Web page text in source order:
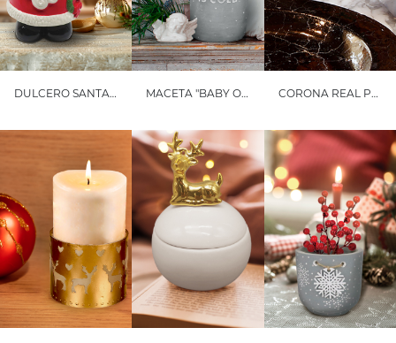
DULCERO SANTA CLAUS MACETA "BABY OUTSIDE IS COLD" PAQUEÑA CORONA REAL PEQUEÑA